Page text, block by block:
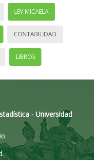
LEY MICAELA
CONTABILIDAD
LIBROS
- Universidad